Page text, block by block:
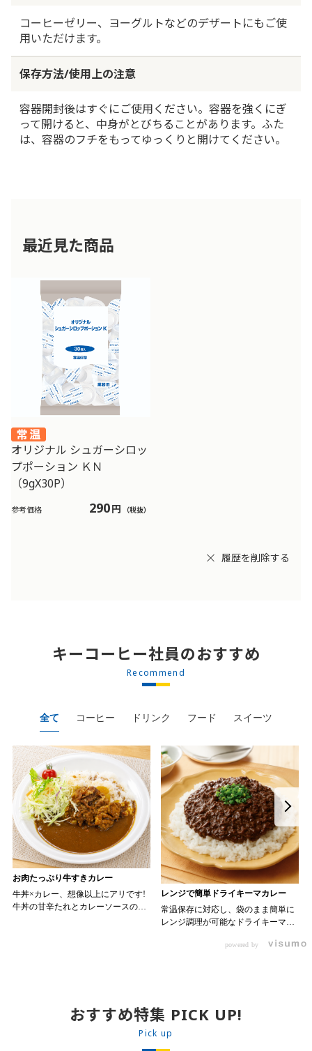
コーヒーゼリー、ヨーグルトなどのデザートにもご使
用いただけます。
保存方法/使用上の注意
容器開封後はすぐにご使用ください。容器を強くにぎ
って開けると、中身がとびちることがあります。ふた
は、容器のフチをもってゆっくりと開けてください。
最近見た商品
オリジナル シュガーシロッ
プポーション ＫＮ
（9gX30P）
参考価格 290円 （税抜）
履歴を削除する
キーコーヒー社員のおすすめ
Recommend
全て コーヒー ドリンク フード スイーツ
お肉たっぷり牛すきカレー
牛丼×カレー、想像以上にアリです!
牛丼の甘辛たれとカレーソースのス
丼の素を中央にのせます。 3. 手前
からカレーソースをかけ、サラダを
盛りつけます。 ※牛丼の素のたれを
レンジで簡単ドライキーマカレー
常温保存に対応し、袋のまま簡単に
レンジ調理が可能なドライキーマカ
オリジナルメニューにアレンジも可
powered by
おすすめ特集 PICK UP!
Pick up